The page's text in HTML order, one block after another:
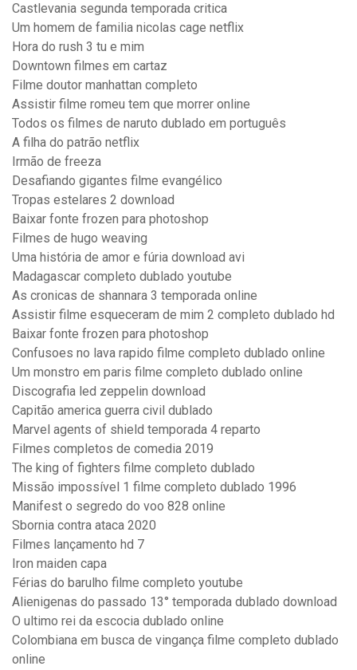
Castlevania segunda temporada critica
Um homem de familia nicolas cage netflix
Hora do rush 3 tu e mim
Downtown filmes em cartaz
Filme doutor manhattan completo
Assistir filme romeu tem que morrer online
Todos os filmes de naruto dublado em português
A filha do patrão netflix
Irmão de freeza
Desafiando gigantes filme evangélico
Tropas estelares 2 download
Baixar fonte frozen para photoshop
Filmes de hugo weaving
Uma história de amor e fúria download avi
Madagascar completo dublado youtube
As cronicas de shannara 3 temporada online
Assistir filme esqueceram de mim 2 completo dublado hd
Baixar fonte frozen para photoshop
Confusoes no lava rapido filme completo dublado online
Um monstro em paris filme completo dublado online
Discografia led zeppelin download
Capitão america guerra civil dublado
Marvel agents of shield temporada 4 reparto
Filmes completos de comedia 2019
The king of fighters filme completo dublado
Missão impossível 1 filme completo dublado 1996
Manifest o segredo do voo 828 online
Sbornia contra ataca 2020
Filmes lançamento hd 7
Iron maiden capa
Férias do barulho filme completo youtube
Alienigenas do passado 13° temporada dublado download
O ultimo rei da escocia dublado online
Colombiana em busca de vingança filme completo dublado
online